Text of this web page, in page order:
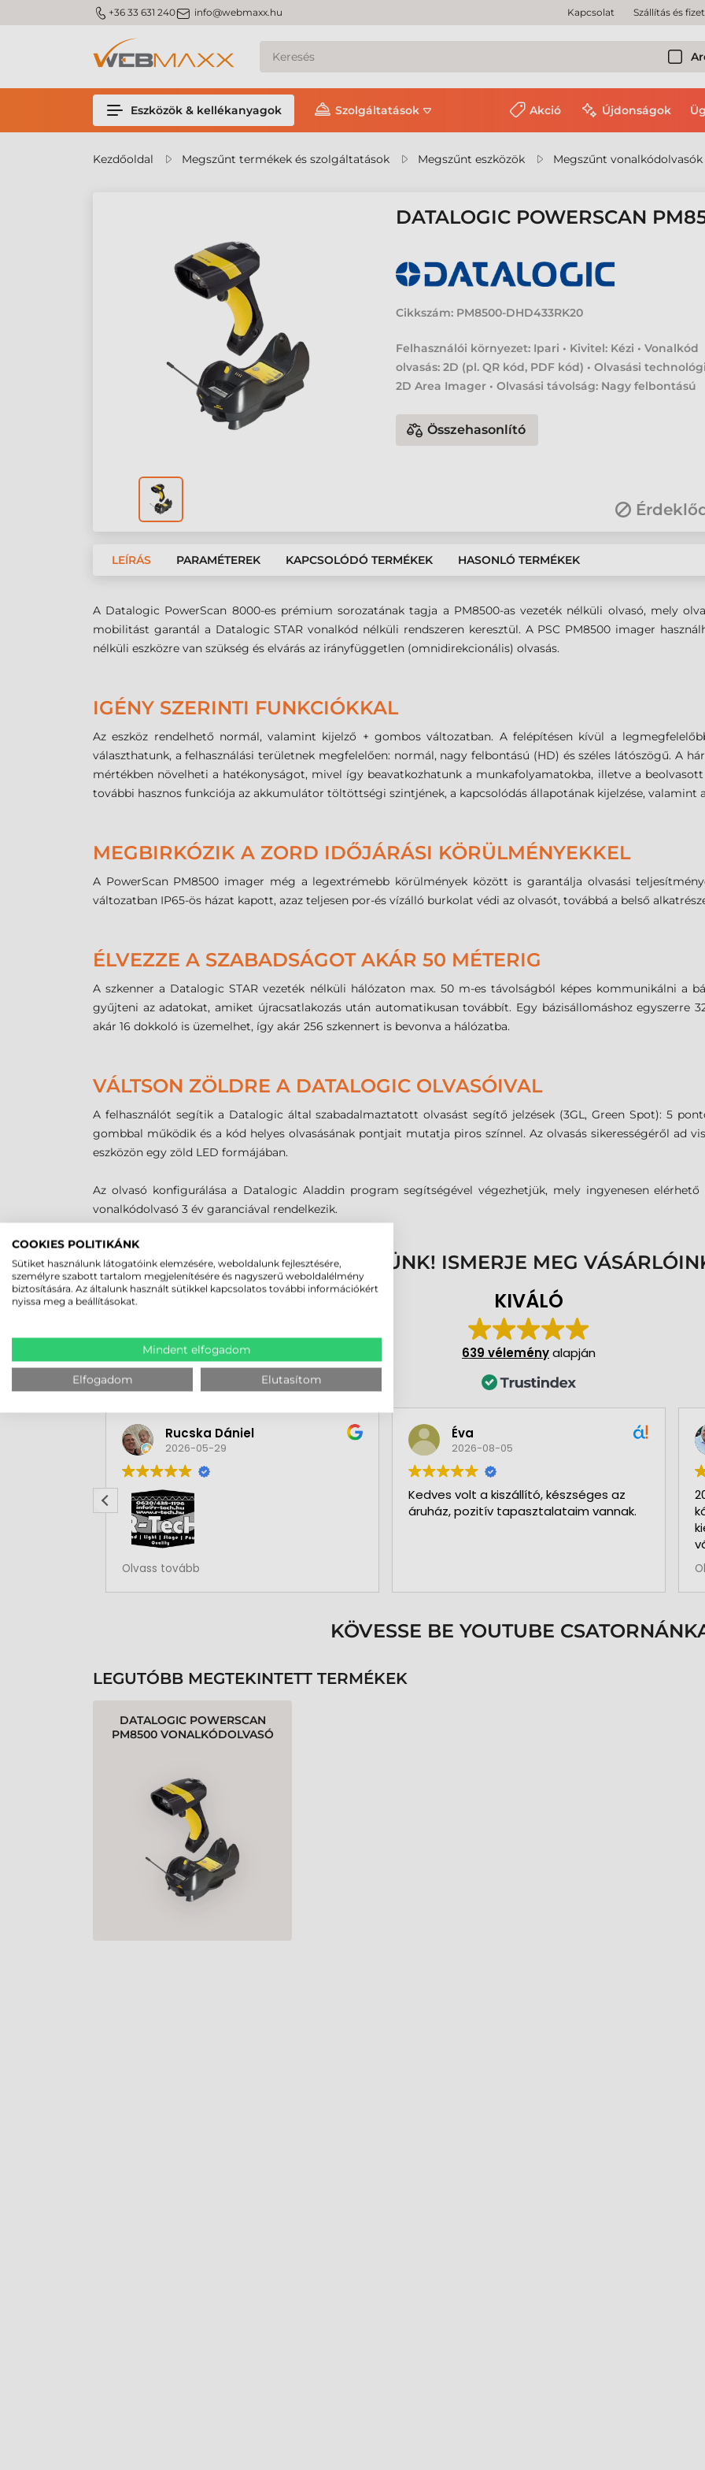
m_phone +36 33 631 240m_email info@webmaxx.hu Kapcsolat Szállítás és
Eszközök & kellékanyagok Szolgáltatások Akció Újdonságok
Kezdőoldal Megszűnt termékek és szolgáltatások Megszűnt eszközök Megszűnt vonalkódolvasók
DATALOGIC POWERSCAN
Cikkszám: PM8500-DHD433RK20
Felhasználói környezet: Ipari • Kivitel: Kézi • Vonalkód
olvasás: 2D (pl. QR kód, PDF kód) • Olvasási
2D Area Imager • Olvasási távolság: Nagy felbontású
Összehasonlító
LEÍRÁS PARAMÉTEREK KAPCSOLÓDÓ TERMÉKEK HASONLÓ TERMÉKEK
A Datalogic PowerScan 8000-es prémium sorozatának tagja a PM8500-as vezeték nélküli olvasó, mely
mobilitást garantál a Datalogic STAR vonalkód nélküli rendszeren keresztül. A PSC PM8500 imager
nélküli eszközre van szükség és elvárás az irányfüggetlen (omnidirekcionális) olvasás.
IGÉNY SZERINTI FUNKCIÓKKAL
Az eszköz rendelhető normál, valamint kijelző + gombos változatban. A felépítésen kívül a
választhatunk, a felhasználási területnek megfelelően: normál, nagy felbontású (HD) és széles látószögű. A
mértékben növelheti a hatékonyságot, mivel így beavatkozhatunk a munkafolyamatokba, illetve a
további hasznos funkciója az akkumulátor töltöttségi szintjének, a kapcsolódás állapotának kijelzése, valamint
MEGBIRKÓZIK A ZORD IDŐJÁRÁSI KÖRÜLMÉNYEKKEL
A PowerScan PM8500 imager még a legextrémebb körülmények között is garantálja olvasási
változatban IP65-ös házat kapott, azaz teljesen por-és vízálló burkolat védi az olvasót, továbbá a belső
ÉLVEZZE A SZABADSÁGOT AKÁR 50 MÉTERIG
A szkenner a Datalogic STAR vezeték nélküli hálózaton max. 50 m-es távolságból képes kommunikálni a
gyűjteni az adatokat, amiket újracsatlakozás után automatikusan továbbít. Egy bázisállomáshoz egyszerre
akár 16 dokkoló is üzemelhet, így akár 256 szkennert is bevonva a hálózatba.
VÁLTSON ZÖLDRE A DATALOGIC OLVASÓIVAL
A felhasználót segítik a Datalogic által szabadalmaztatott olvasást segítő jelzések (3GL, Green Spot): 5
gombbal működik és a kód helyes olvasásának pontjait mutatja piros színnel. Az olvasás sikerességéről ad
eszközön egy zöld LED formájában.
Az olvasó konfigurálása a Datalogic Aladdin program segítségével végezhetjük, mely ingyenesen
vonalkódolvasó 3 év garanciával rendelkezik.
MEGBÍZHAT BENNÜNK! ISMERJE MEG
KIVÁLÓ
639 véleményalapján
Rucska Dániel
2026-05-29
Rendben volt a rendelésem
Olvass tovább
Éva
2026-08-05
Kedves volt a kiszállító, készséges az
áruház, pozitív tapasztalataim vannak.
KÖVESSE BE YOUTUBE
LEGUTÓBB MEGTEKINTETT TERMÉKEK
DATALOGIC POWERSCAN
PM8500 VONALKÓDOLVASÓ
COOKIES POLITIKÁNK
Sütiket használunk látogatóink elemzésére, weboldalunk fejlesztésére,
személyre szabott tartalom megjelenítésére és nagyszerű weboldalélmény
biztosítására. Az általunk használt sütikkel kapcsolatos további információkért
nyissa meg a beállításokat.
Mindent elfogadom
Elfogadom Elutasítom